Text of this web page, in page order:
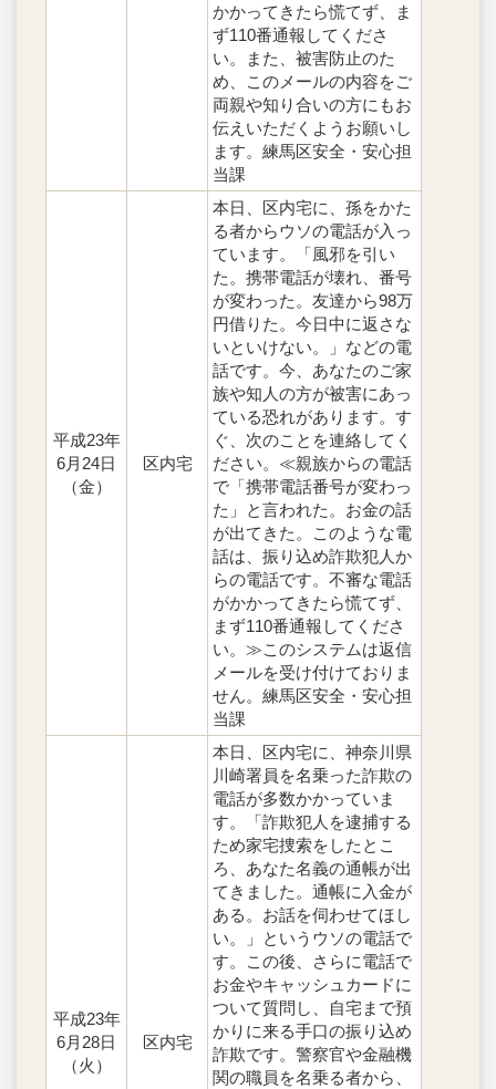
かかってきたら慌てず、ま
ず110番通報してくださ
い。また、被害防止のた
め、このメールの内容をご
両親や知り合いの方にもお
伝えいただくようお願いし
ます。練馬区安全・安心担
当課
平成23年
6月24日
（金）
区内宅
本日、区内宅に、孫をかた
る者からウソの電話が入っ
ています。「風邪を引い
た。携帯電話が壊れ、番号
が変わった。友達から98万
円借りた。今日中に返さな
いといけない。」などの電
話です。今、あなたのご家
族や知人の方が被害にあっ
ている恐れがあります。す
ぐ、次のことを連絡してく
ださい。≪親族からの電話
で「携帯電話番号が変わっ
た」と言われた。お金の話
が出てきた。このような電
話は、振り込め詐欺犯人か
らの電話です。不審な電話
がかかってきたら慌てず、
まず110番通報してくださ
い。≫このシステムは返信
メールを受け付けておりま
せん。練馬区安全・安心担
当課
平成23年
6月28日
（火）
区内宅
本日、区内宅に、神奈川県
川崎署員を名乗った詐欺の
電話が多数かかっていま
す。「詐欺犯人を逮捕する
ため家宅捜索をしたとこ
ろ、あなた名義の通帳が出
てきました。通帳に入金が
ある。お話を伺わせてほし
い。」というウソの電話で
す。この後、さらに電話で
お金やキャッシュカードに
ついて質問し、自宅まで預
かりに来る手口の振り込め
詐欺です。警察官や金融機
関の職員を名乗る者から、